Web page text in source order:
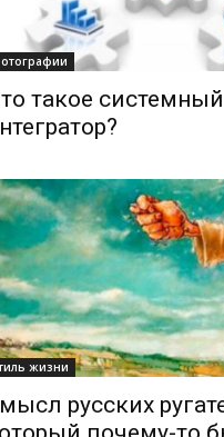
такое системный
жизни
русских